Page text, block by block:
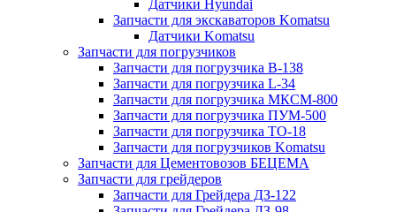
Датчики Hyundai
Запчасти для экскаваторов Komatsu
Датчики Komatsu
Запчасти для погрузчиков
Запчасти для погрузчика B-138
Запчасти для погрузчика L-34
Запчасти для погрузчика МКСМ-800
Запчасти для погрузчика ПУМ-500
Запчасти для погрузчика ТО-18
Запчасти для погрузчиков Komatsu
Запчасти для Цементовозов БЕЦЕМА
Запчасти для грейдеров
Запчасти для Грейдера ДЗ-122